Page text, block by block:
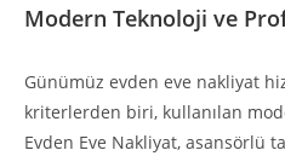
Modern Teknoloji ve
Günümüz evden eve nakliyat
kriterlerden biri, kullanılan
Evden Eve Nakliyat, asansörlü